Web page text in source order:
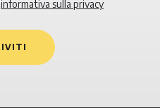
informativa sulla privacy